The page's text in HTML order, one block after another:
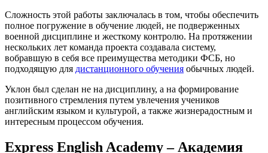
Сложность этой работы заключалась в том, чтобы обеспечить
полное погружение в обучение людей, не подверженных
военной дисциплине и жесткому контролю. На протяжении
нескольких лет команда проекта создавала систему,
вобравшую в себя все преимущества методики ФСБ, но
подходящую для дистанционного обучения обычных людей.
Уклон был сделан не на дисциплину, а на формирование
позитивного стремления путем увлечения учеников
английским языком и культурой, а также жизнерадостным и
интересным процессом обучения.
Express English Academy – Академия